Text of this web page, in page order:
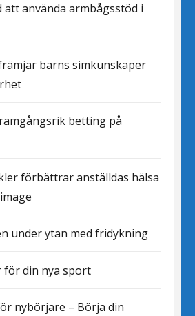
att använda armbågsstöd i
barns simkunskaper
betting på
förbättrar anställdas hälsa
under ytan med fridykning
för din nya sport
nybörjare – Börja din